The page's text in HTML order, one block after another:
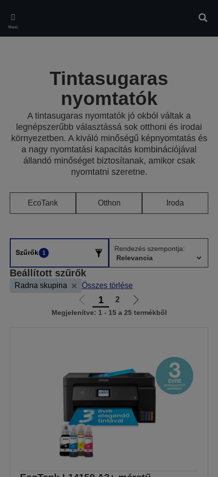
main
content
Menü
Tintasugaras
nyomtatók
A tintasugaras nyomtatók jó okból váltak a
legnépszerűbb választássá sok otthoni és irodai
környezetben. A kiváló minőségű képnyomtatás és
a nagy nyomtatási kapacitás kombinációjával
állandó minőséget biztosítanak, amikor csak
nyomtatni szeretne.
EcoTank Otthon Iroda
Szűrők 1
Rendezés szempontja:
Beállított szűrők
Radna skupina Összes törlése
Előző
oldalra
1 2
Következő
oldalra
Megjelenítve: 1 - 15 a 25 termékből